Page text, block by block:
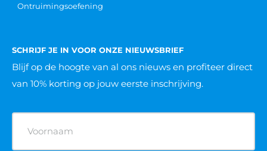
Ontruimingsoefening
SCHRIJF JE IN VOOR ONZE NIEUWSBRIEF
Blijf op de hoogte van al ons nieuws en profiteer direct
van 10% korting op jouw eerste inschrijving.
(Vereist)